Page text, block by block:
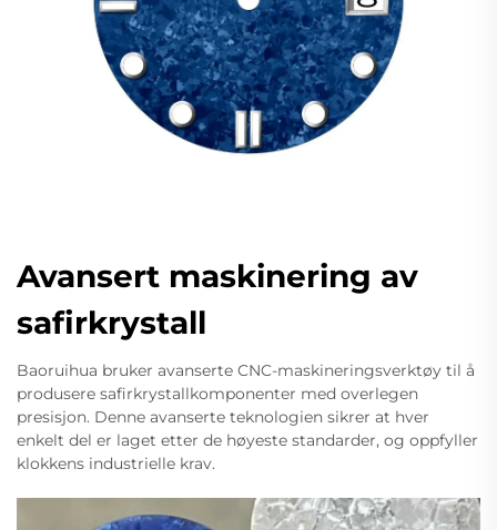
Avansert maskinering av
safirkrystall
Baoruihua bruker avanserte CNC-maskineringsverktøy til å
produsere safirkrystallkomponenter med overlegen
presisjon. Denne avanserte teknologien sikrer at hver
enkelt del er laget etter de høyeste standarder, og oppfyller
klokkens industrielle krav.